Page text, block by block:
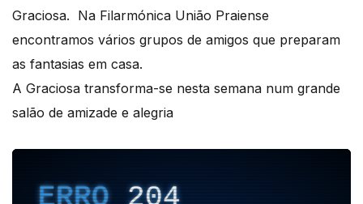
Graciosa. Na Filarmónica União Praiense
encontramos vários grupos de amigos que preparam
as fantasias em casa.
A Graciosa transforma-se nesta semana num grande
salão de amizade e alegria